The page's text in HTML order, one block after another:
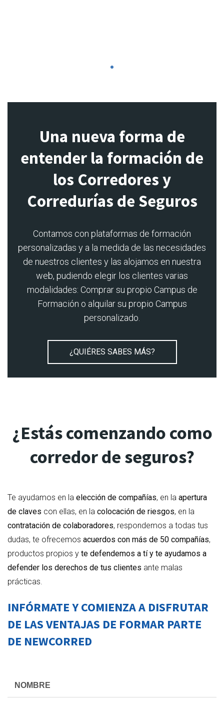
Una nueva forma de
entender la formación de
los Corredores y
Corredurías de Seguros
Contamos con plataformas de formación
personalizadas y a la medida de las necesidades
de nuestros clientes y las alojamos en nuestra
web, pudiendo elegir los clientes varias
modalidades: Comprar su propio Campus de
Formación o alquilar su propio Campus
personalizado.
¿QUIÉRES SABES MÁS?
¿Estás comenzando como
corredor de seguros?
Te ayudamos en la elección de compañías, en la apertura
de claves con ellas, en la colocación de riesgos, en la
contratación de colaboradores, respondemos a todas tus
dudas, te ofrecemos acuerdos con más de 50 compañías,
productos propios y te defendemos a tí y te ayudamos a
defender los derechos de tus clientes ante malas
prácticas.
INFÓRMATE Y COMIENZA A DISFRUTAR
DE LAS VENTAJAS DE FORMAR PARTE
DE NEWCORRED